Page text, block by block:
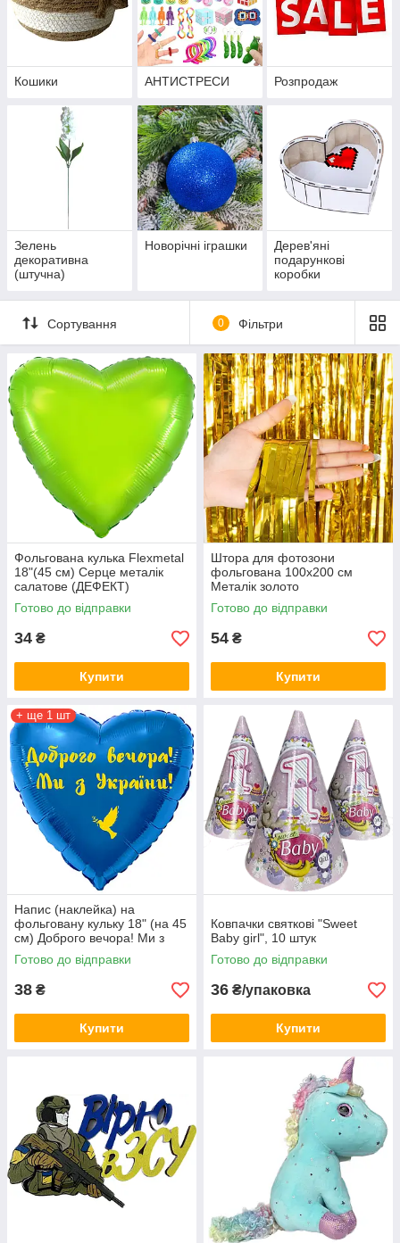
Кошики АНТИСТРЕСИ Розпродаж
Зелень
декоративна
(штучна)
Новорічні іграшки
Дерев'яні
подарункові
коробки
Сортування 0 Фільтри
Фольгована кулька Flexmetal
18"(45 см) Серце металік
салатове (ДЕФЕКТ)
Готово до відправки
34 ₴
Купити
Штора для фотозони
фольгована 100х200 см
Металік золото
Готово до відправки
54 ₴
Купити
+ ще 1 шт
Напис (наклейка) на
фольговану кульку 18" (на 45
см) Доброго вечора! Ми з
України! (будь-який колір)
Готово до відправки
38 ₴
Купити
Ковпачки святкові "Sweet
Baby girl", 10 штук
Готово до відправки
36 ₴/упаковка
Купити